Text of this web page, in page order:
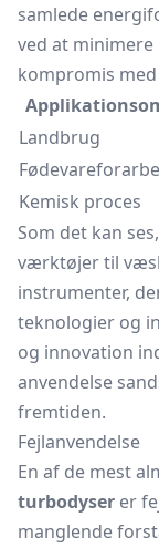
samlede
ved at
kompromis med
Landbrug
Kemisk proces
Som det kan
værktøjer til
instrumenter,
teknologier og
og innovation
anvendelse
fremtiden.
Fejlanvendelse
En af de mest
turbodyser er
manglende